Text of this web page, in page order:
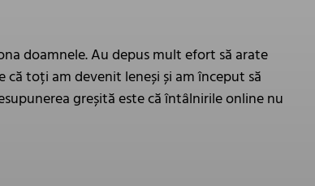
doamnele. Au depus mult efort să arate
că toți am devenit leneși și am început să
greșită este că întâlnirile online nu